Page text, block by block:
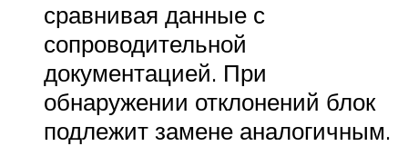
сравнивая данные с
сопроводительной
документацией. При
обнаружении отклонений блок
подлежит замене аналогичным.